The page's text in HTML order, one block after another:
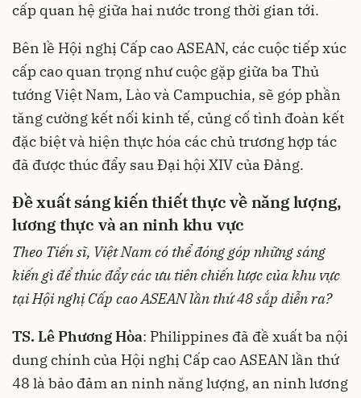
cấp quan hệ giữa hai nước trong thời gian tới.
Bên lề Hội nghị Cấp cao ASEAN, các cuộc tiếp xúc
cấp cao quan trọng như cuộc gặp giữa ba Thủ
tướng Việt Nam, Lào và Campuchia, sẽ góp phần
tăng cường kết nối kinh tế, củng cố tình đoàn kết
đặc biệt và hiện thực hóa các chủ trương hợp tác
đã được thúc đẩy sau Đại hội XIV của Đảng.
Đề xuất sáng kiến thiết thực về năng lượng,
lương thực và an ninh khu vực
Theo Tiến sĩ, Việt Nam có thể đóng góp những sáng
kiến gì để thúc đẩy các ưu tiên chiến lược của khu vực
tại Hội nghị Cấp cao ASEAN lần thứ 48 sắp diễn ra?
TS. Lê Phương Hòa: Philippines đã đề xuất ba nội
dung chính của Hội nghị Cấp cao ASEAN lần thứ
48 là bảo đảm an ninh năng lượng, an ninh lương